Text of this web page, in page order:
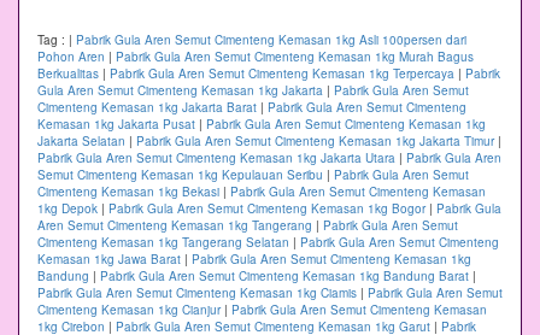
Tag : | Pabrik Gula Aren Semut Cimenteng Kemasan 1kg Asli 100persen dari
Pohon Aren | Pabrik Gula Aren Semut Cimenteng Kemasan 1kg Murah Bagus
Berkualitas | Pabrik Gula Aren Semut Cimenteng Kemasan 1kg Terpercaya | Pabrik
Gula Aren Semut Cimenteng Kemasan 1kg Jakarta | Pabrik Gula Aren Semut
Cimenteng Kemasan 1kg Jakarta Barat | Pabrik Gula Aren Semut Cimenteng
Kemasan 1kg Jakarta Pusat | Pabrik Gula Aren Semut Cimenteng Kemasan 1kg
Jakarta Selatan | Pabrik Gula Aren Semut Cimenteng Kemasan 1kg Jakarta Timur|
Pabrik Gula Aren Semut Cimenteng Kemasan 1kg Jakarta Utara | Pabrik Gula Aren
Semut Cimenteng Kemasan 1kg Kepulauan Seribu | Pabrik Gula Aren Semut
Cimenteng Kemasan 1kg Bekasi | Pabrik Gula Aren Semut Cimenteng Kemasan
1kg Depok | Pabrik Gula Aren Semut Cimenteng Kemasan 1kg Bogor| Pabrik Gula
Aren Semut Cimenteng Kemasan 1kg Tangerang | Pabrik Gula Aren Semut
Cimenteng Kemasan 1kg Tangerang Selatan | Pabrik Gula Aren Semut Cimenteng
Kemasan 1kg Jawa Barat | Pabrik Gula Aren Semut Cimenteng Kemasan 1kg
Bandung | Pabrik Gula Aren Semut Cimenteng Kemasan 1kg Bandung Barat |
Pabrik Gula Aren Semut Cimenteng Kemasan 1kg Ciamis | Pabrik Gula Aren Semut
Cimenteng Kemasan 1kg Cianjur| Pabrik Gula Aren Semut Cimenteng Kemasan
1kg Cirebon | Pabrik Gula Aren Semut Cimenteng Kemasan 1kg Garut | Pabrik